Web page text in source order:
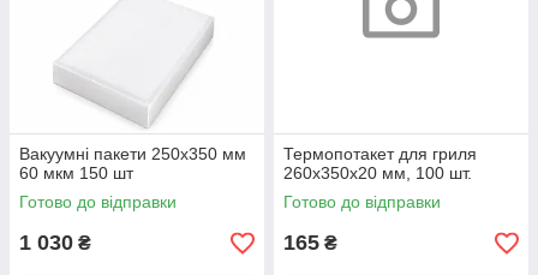
Вакуумні пакети 250х350 мм
60 мкм 150 шт
Готово до відправки
1 030 ₴
Термопотакет для гриля
260х350х20 мм, 100 шт.
Готово до відправки
165 ₴